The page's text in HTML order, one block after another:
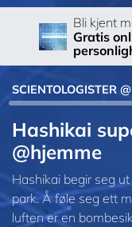
Bli kjent
Gratis
SCIENTOLOGISTER
Hashikai
@hjemme
Hashikai begir seg
park. Å føle seg ett
luften er en